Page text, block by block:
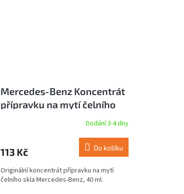
Mercedes-Benz Koncentrát
přípravku na mytí čelního
skla SummerFit - 40 mlDodání 3-4 dny
113 Kč Do košíku
Originální koncentrát přípravku na mytí
čelního skla Mercedes-Benz, 40 ml.